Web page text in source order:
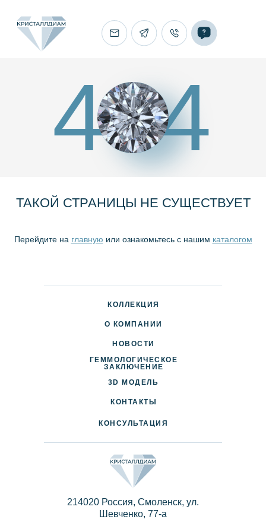
4
4
ТАКОЙ СТРАНИЦЫ НЕ СУЩЕСТВУЕТ
Перейдите на главную или ознакомьтесь с нашим каталогом
214020 Россия, Смоленск, ул.
Шевченко, 77-a
КОНТАКТЫ
КОЛЛЕКЦИЯ
НОВОСТИ
О КОМПАНИИ
ДОСТАВКА И ОПЛАТА
ПАРТНЕРАМ
3D МОДЕЛЬ
КОНСУЛЬТАЦИЯ
ГЕММОЛОГИЧЕСКОЕ
ЗАКЛЮЧЕНИЕ